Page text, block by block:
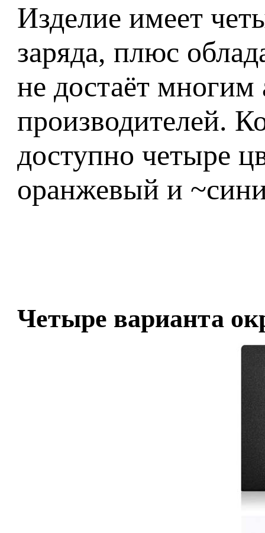
Изделие имеет
заряда, плюс
не достаёт многим
производителей.
доступно четыре
оранжевый и
Четыре варианта